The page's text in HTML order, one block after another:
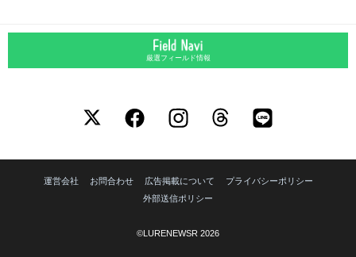
厳選フィールド情報
運営会社 お問合わせ 広告掲載について
プライバシーポリシー
外部送信ポリシー
©LURENEWSR 2026